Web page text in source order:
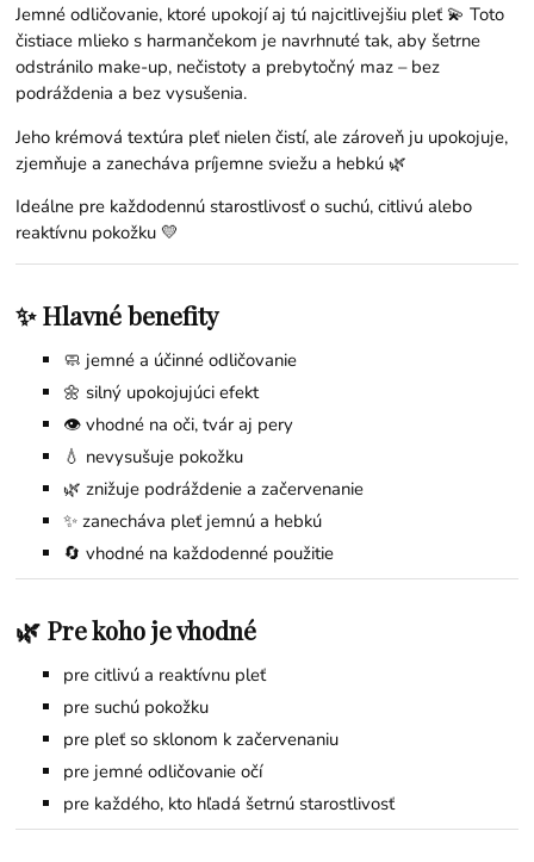
Jemné odličovanie, ktoré upokojí aj tú najcitlivejšiu pleť 💫 Toto
čistiace mlieko s harmančekom je navrhnuté tak, aby šetrne
odstránilo make-up, nečistoty a prebytočný maz – bez
podráždenia a bez vysušenia.
Jeho krémová textúra pleť nielen čistí, ale zároveň ju upokojuje,
zjemňuje a zanecháva príjemne sviežu a hebkú 🌿
Ideálne pre každodennú starostlivosť o suchú, citlivú alebo
reaktívnu pokožku 💛
✨ Hlavné benefity
🧼 jemné a účinné odličovanie
🌼 silný upokojujúci efekt
👁 vhodné na oči, tvár aj pery
💧 nevysušuje pokožku
🌿 znižuje podráždenie a začervenanie
✨ zanecháva pleť jemnú a hebkú
🔄 vhodné na každodenné použitie
🌿 Pre koho je vhodné
pre citlivú a reaktívnu pleť
pre suchú pokožku
pre pleť so sklonom k začervenaniu
pre jemné odličovanie očí
pre každého, kto hľadá šetrnú starostlivosť